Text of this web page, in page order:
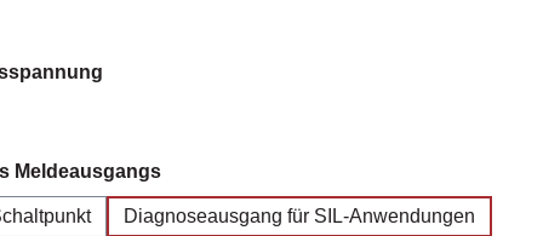
Meldeausgangsauswählen
Diagnoseausgang für SIL-Anwendungen